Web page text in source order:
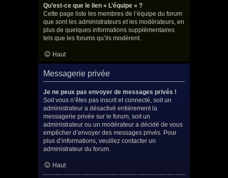
Qu’est-ce que le lien « L’équipe » ?
Cette page liste les membres de l’équipe du forum
que sont les administrateurs et les modérateurs, en
plus de quelques informations supplémentaires
tels que les forums qu’ils modèrent.
Haut
Messagerie privée
Je ne peux pas envoyer de messages privés !
Soit vous n’êtes pas inscrit et connecté, soit un
administrateur a désactivé entièrement la
messagerie privée sur le forum, soit un
administrateur ou un modérateur a décidé de vous
empêcher d’envoyer des messages privés. Pour
plus d’informations, veuillez contacter un
administrateur du forum.
Haut